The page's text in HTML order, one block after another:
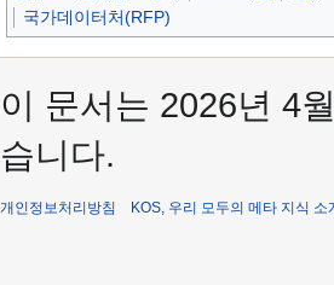
국가데이터처(RFP)
이 문서는 2026년 4
습니다.
개인정보처리방침 KOS, 우리 모두의 메타 지식 소